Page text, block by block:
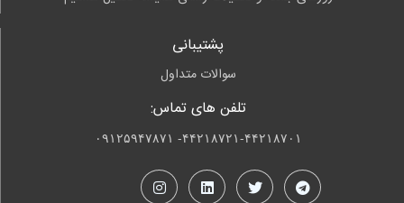
پشتیبانی
سوالات متداول
تلفن های تماس:
۴۴۲۱۸۷۲۱-۴۴۲۱۸۷۰۱- ۰۹۱۲۵۹۴۷۸۷۱